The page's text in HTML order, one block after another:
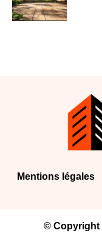
Mentions légales
© Copyright